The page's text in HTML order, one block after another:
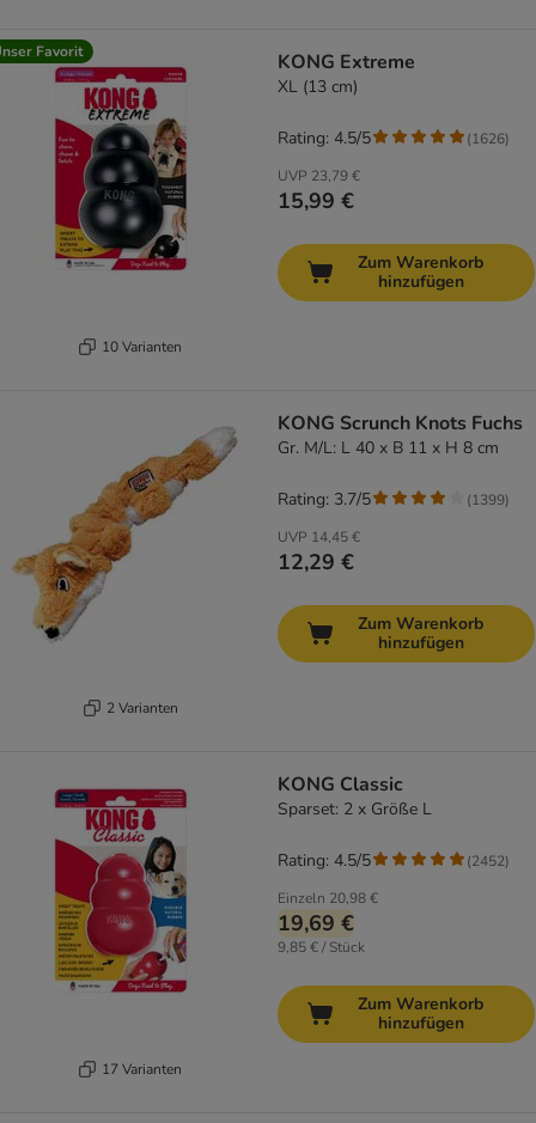
Favorit
10 Varianten
KONG Extreme
XL (13 cm)
UVP 23,79 €
15,99 €
Rating: 4.5/5 (1626)
Zum Warenkorb
hinzufügen
2 Varianten
KONG Scrunch Knots Fuchs
Gr. M/L: L 40 x B 11 x H 8 cm
UVP 14,45 €
12,29 €
Rating: 3.7/5 (1399)
Zum Warenkorb
hinzufügen
17 Varianten
KONG Classic
Sparset: 2 x Größe L
Einzeln 20,98 €
19,69 €
9,85 € / Stück
Rating: 4.5/5 (2452)
Zum Warenkorb
hinzufügen